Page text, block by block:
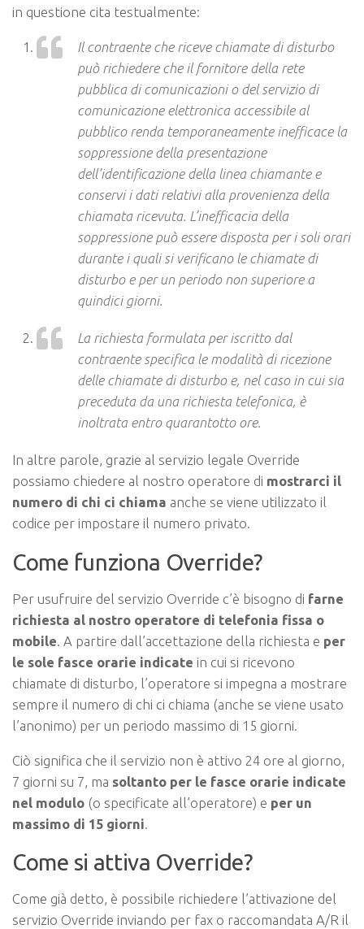
in questione cita testualmente:
Il contraente che riceve chiamate di disturbo
può richiedere che il fornitore della rete
pubblica di comunicazioni o del servizio di
comunicazione elettronica accessibile al
pubblico renda temporaneamente inefficace la
soppressione della presentazione
dell’identificazione della linea chiamante e
conservi i dati relativi alla provenienza della
chiamata ricevuta. L’inefficacia della
soppressione può essere disposta per i soli orari
durante i quali si verificano le chiamate di
disturbo e per un periodo non superiore a
quindici giorni.
La richiesta formulata per iscritto dal
contraente specifica le modalità di ricezione
delle chiamate di disturbo e, nel caso in cui sia
preceduta da una richiesta telefonica, è
inoltrata entro quarantotto ore.
In altre parole, grazie al servizio legale Override
possiamo chiedere al nostro operatore di mostrarci il
numero di chi ci chiama anche se viene utilizzato il
codice per impostare il numero privato.
Come funziona Override?
Per usufruire del servizio Override c’è bisogno di farne
richiesta al nostro operatore di telefonia fissa o
mobile. A partire dall’accettazione della richiesta e per
le sole fasce orarie indicate in cui si ricevono
chiamate di disturbo, l’operatore si impegna a mostrare
sempre il numero di chi ci chiama (anche se viene usato
l’anonimo) per un periodo massimo di 15 giorni.
Ciò significa che il servizio non è attivo 24 ore al giorno,
7 giorni su 7, ma soltanto per le fasce orarie indicate
nel modulo (o specificate all’operatore) e per un
massimo di 15 giorni
Come si attiva Override?
Come già detto, è possibile richiedere l’attivazione del
servizio Override inviando per fax o raccomandata A/R il